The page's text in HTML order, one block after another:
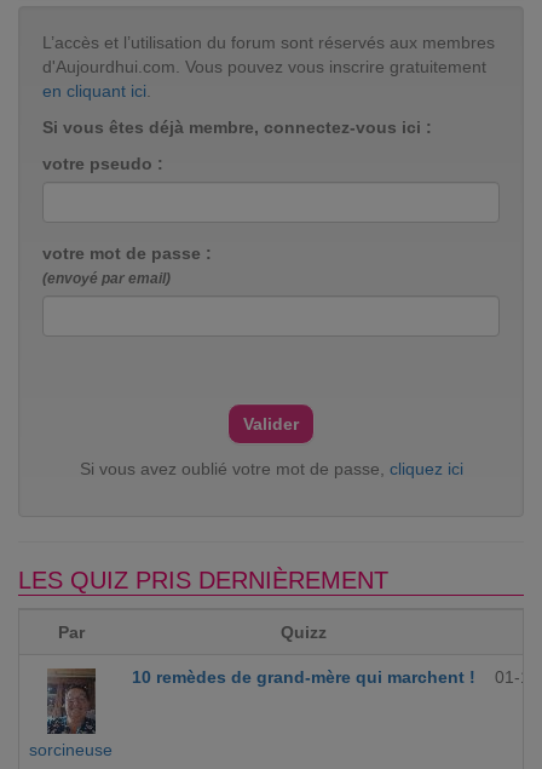
L’accès et l’utilisation du forum sont réservés aux membres
d'Aujourdhui.com. Vous pouvez vous inscrire gratuitement
en cliquant ici
Si vous êtes déjà membre, connectez-vous ici :
votre pseudo :
votre mot de passe :
(envoyé par email)
Si vous avez oublié votre mot de passe, cliquez ici
LES QUIZ PRIS DERNIÈREMENT
Par Quizz
sorcineuse
10 remèdes de grand-mère qui marchent ! 01-